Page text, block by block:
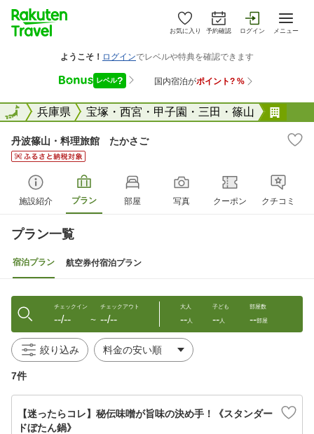
お気に入り 予約確認 ログイン メニュー
全国兵庫県 宝塚・西宮・甲子園・三田・篠山
全国
丹波篠山・料理旅館 たかさご
施設紹介 プラン 部屋 写真 クーポン クチコミ
プラン一覧
宿泊プラン 航空券付宿泊プラン
チェックイン
--/-- 〜
チェックアウト
--/--
大人
--人
子ども
--人
部屋数
--部屋
絞り込み
7件
【迷ったらコレ】秘伝味噌が旨味の決め手！《スタンダー
ドぼたん鍋》